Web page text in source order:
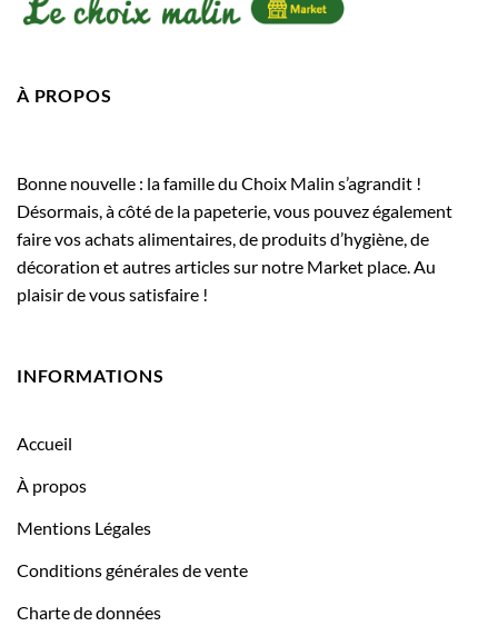
À PROPOS
Bonne nouvelle : la famille du Choix Malin s’agrandit !
Désormais, à côté de la papeterie, vous pouvez également
faire vos achats alimentaires, de produits d’hygiène, de
décoration et autres articles sur notre Market place. Au
plaisir de vous satisfaire !
INFORMATIONS
Accueil
À propos
Mentions Légales
Conditions générales de vente
Charte de données